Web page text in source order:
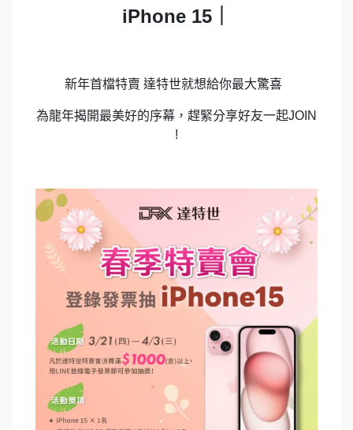
iPhone 15｜
新年首檔特賣 達特世就想給你最大驚喜
為龍年揭開最美好的序幕，趕緊分享好友一起JOIN
!